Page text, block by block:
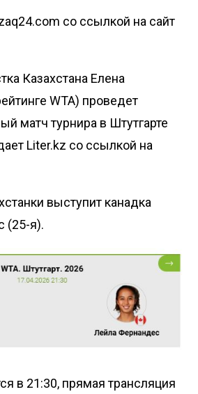
со ссылкой на сайт
Казахстана Елена
WTA) проведет
матч турнира в Штутгарте
Liter.kz со ссылкой на
выступит канадка
(25-я).
в 21:30, прямая трансляция